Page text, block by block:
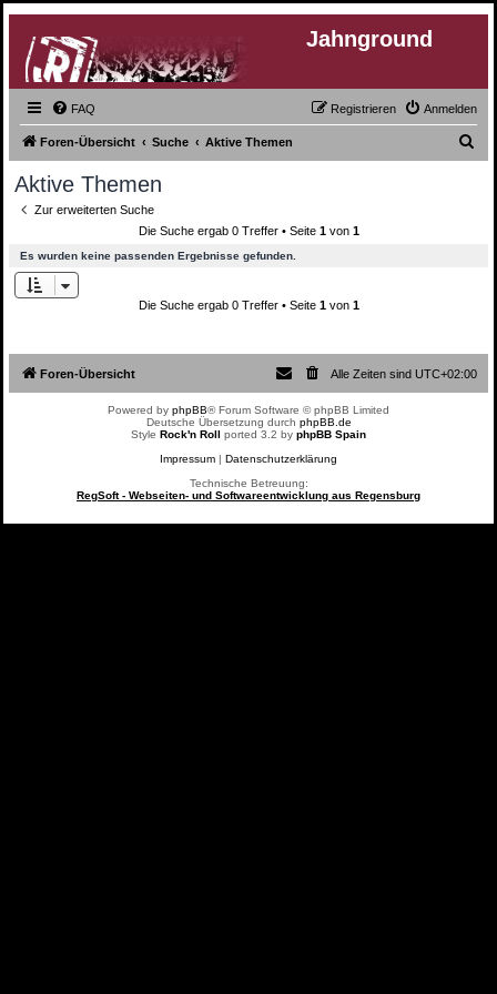
Jahnground
FAQ Anmelden
Registrieren
Foren-Übersicht Suche Aktive Themen
Aktive Themen
Zur erweiterten Suche
Die Suche ergab 0 Treffer • Seite 1von 1
Es wurden keine passenden Ergebnisse gefunden.
Die Suche ergab 0 Treffer • Seite 1von 1
Foren-Übersicht Alle Zeiten sind UTC+02:00
Powered by phpBB® Forum Software © phpBB Limited
Deutsche Übersetzung durch phpBB.de
Style Rock'n Roll ported 3.2 by phpBB Spain
Impressum | Datenschutzerklärung
Technische Betreuung:
RegSoft - Webseiten- und Softwareentwicklung aus Regensburg